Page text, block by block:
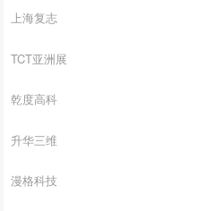
上海复志
TCT亚洲展
乾度高科
升华三维
漫格科技